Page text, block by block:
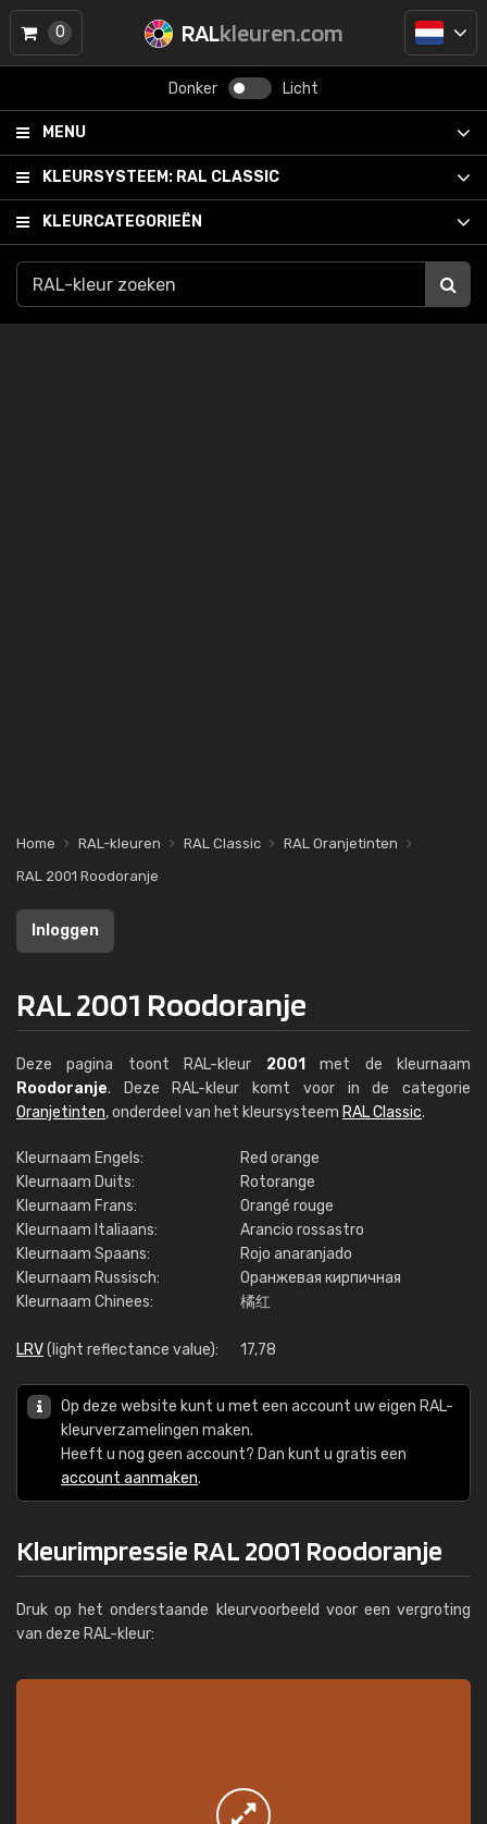
RALkleuren.com
Donker Licht
MENU
KLEURSYSTEEM: RAL CLASSIC
KLEURCATEGORIEËN
0
Home RAL-kleuren RAL Classic
RAL Oranjetinten
RAL 2001 Roodoranje
Inloggen
RAL 2001 Roodoranje
Deze pagina toont RAL-kleur 2001
met de kleurnaam
Roodoranje. Deze RAL-kleur komt voor in de categorie
Oranjetinten, onderdeel van het kleursysteem RAL Classic.
Kleurnaam Engels:
Red orange
Kleurnaam Duits:
Rotorange
Kleurnaam Frans:
Orangé rouge
Kleurnaam Italiaans:
Arancio rossastro
Kleurnaam Spaans:
Rojo anaranjado
Kleurnaam Russisch:
Оранжевая кирпичная
Kleurnaam Chinees:
橘红
LRV(light reflectance value): 17,78
Op deze website kunt u met een account uw eigen RAL-
kleurverzamelingen maken.
Heeft u nog geen account? Dan kunt u gratis een
account aanmaken.
Kleurimpressie RAL 2001 Roodoranje
Druk op het onderstaande kleurvoorbeeld voor een vergroting
van deze RAL-kleur: